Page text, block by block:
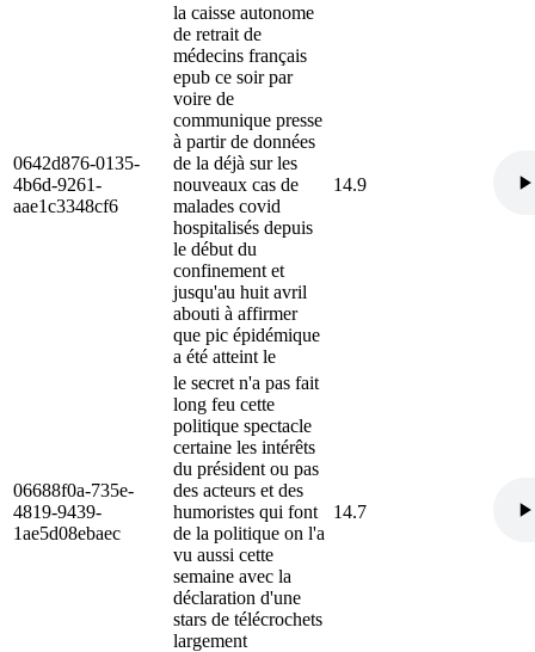
0642d876-0135-
4b6d-9261-
aae1c3348cf6
la caisse autonome
de retrait de
médecins français
epub ce soir par
voire de
communique presse
à partir de données
de la déjà sur les
nouveaux cas de
malades covid
hospitalisés depuis
le début du
confinement et
jusqu'au huit avril
abouti à affirmer
que pic épidémique
a été atteint le
14.9
06688f0a-735e-
4819-9439-
1ae5d08ebaec
le secret n'a pas fait
long feu cette
politique spectacle
certaine les intérêts
du président ou pas
des acteurs et des
humoristes qui font
de la politique on l'a
vu aussi cette
semaine avec la
déclaration d'une
stars de télécrochets
largement
14.7